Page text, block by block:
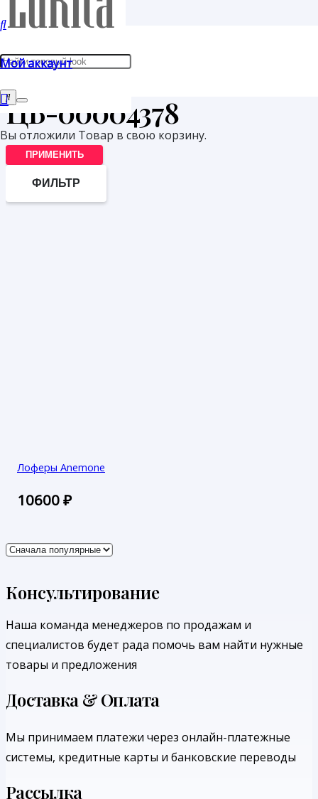
Мой аккаунт
Вы отложили Товар в свою корзину.
Главная
Товары с меткой “ЦБ-00004378”
ЦБ-00004378
ПРИМЕНИТЬ
ФИЛЬТР
Лоферы Anemone
10600₽
Консультирование
Наша команда менеджеров по продажам и
специалистов будет рада помочь вам найти нужные
товары и предложения
Доставка & Оплата
Мы принимаем платежи через онлайн-платежные
системы, кредитные карты и банковские переводы
Рассылка